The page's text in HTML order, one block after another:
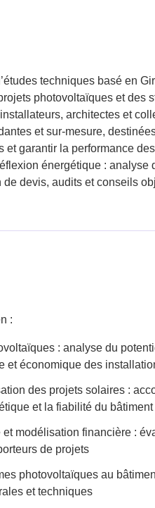
techniques basé en
photovoltaïques et des
architectes et
et sur‑mesure,
et garantir la performance
énergétique :
devis, audits et conseils
:
: analyse du
et économique des
des projets solaires :
et la fiabilité du
modélisation financière :
de projets
photovoltaïques au
et techniques